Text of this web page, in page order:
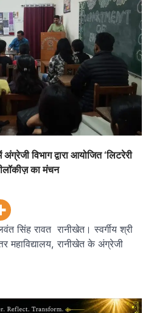
विभाग द्वारा आयोजित ‘लिटरेरी
का मंचन
सिंह रावत रानीखेत। स्वर्गीय श्री
महाविद्यालय, रानीखेत के अंग्रेजी